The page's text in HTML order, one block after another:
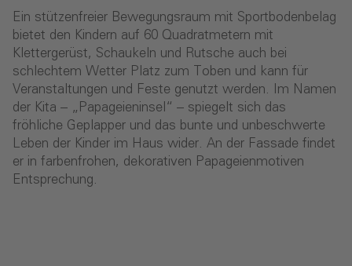
Ein stützenfreier Bewegungsraum mit Sportbodenbelag
bietet den Kindern auf 60 Quadratmetern mit
Klettergerüst, Schaukeln und Rutsche auch bei
schlechtem Wetter Platz zum Toben und kann für
Veranstaltungen und Feste genutzt werden. Im Namen
der Kita – „Papageieninsel“ – spiegelt sich das
fröhliche Geplapper und das bunte und unbeschwerte
Leben der Kinder im Haus wider. An der Fassade findet
er in farbenfrohen, dekorativen Papageienmotiven
Entsprechung.